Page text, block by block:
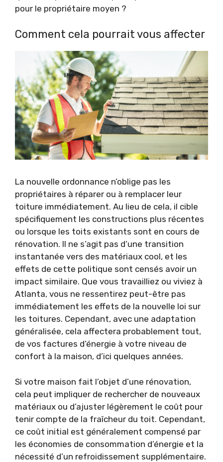
pour le propriétaire moyen ?
Comment cela pourrait vous affecter
La nouvelle ordonnance n’oblige pas les
propriétaires à réparer ou à remplacer leur
toiture immédiatement. Au lieu de cela, il cible
spécifiquement les constructions plus récentes
ou lorsque les toits existants sont en cours de
rénovation. Il ne s’agit pas d’une transition
instantanée vers des matériaux cool, et les
effets de cette politique sont censés avoir un
impact similaire. Que vous travailliez ou viviez à
Atlanta, vous ne ressentirez peut-être pas
immédiatement les effets de la nouvelle loi sur
les toitures. Cependant, avec une adaptation
généralisée, cela affectera probablement tout,
de vos factures d’énergie à votre niveau de
confort à la maison, d’ici quelques années.
Si votre maison fait l’objet d’une rénovation,
cela peut impliquer de rechercher de nouveaux
matériaux ou d’ajuster légèrement le coût pour
tenir compte de la fraîcheur du toit. Cependant,
ce coût initial est généralement compensé par
les économies de consommation d’énergie et la
nécessité d’un refroidissement supplémentaire.